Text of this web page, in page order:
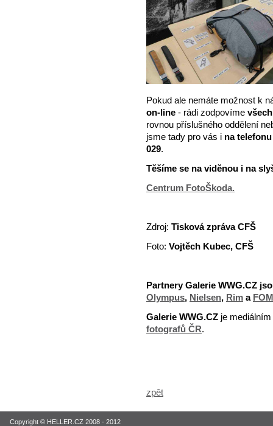
Pokud ale nemáte možnost k
on-line - rádi zodpovíme
rovnou příslušného oddělení
jsme tady pro vás i na telefonu
029.
Těšíme se na viděnou i na
Centrum FotoŠkoda.
Zdroj: Tisková zpráva CFŠ
Foto: Vojtěch Kubec, CFŠ
Partnery Galerie WWG.CZ
Olympus, Nielsen, Rim a
Galerie WWG.CZ je
fotografů ČR.
zpět
Copyright © HELLER.CZ 2008 - 2012